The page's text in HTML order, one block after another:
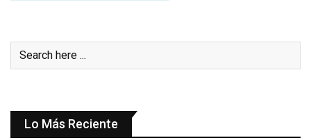
Lo Más Reciente